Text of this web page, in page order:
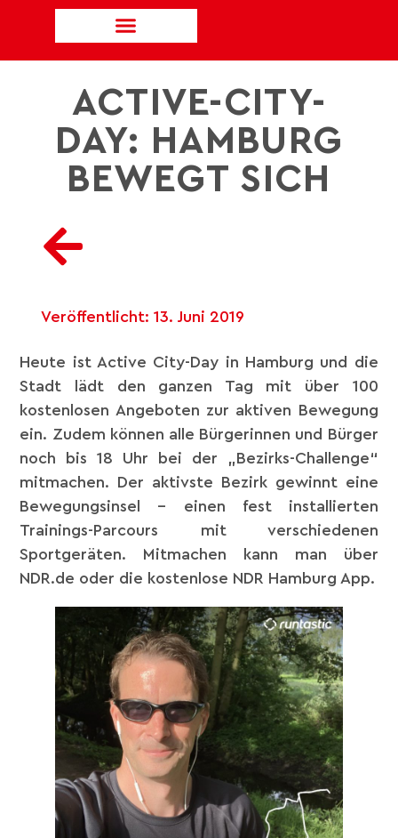
ACTIVE-CITY-
DAY: HAMBURG
BEWEGT SICH
Veröffentlicht: 13. Juni 2019
Heute ist Active City-Day in Hamburg und die
Stadt lädt den ganzen Tag mit über 100
kostenlosen Angeboten zur aktiven Bewegung
ein. Zudem können alle Bürgerinnen und Bürger
noch bis 18 Uhr bei der „Bezirks-Challenge“
mitmachen. Der aktivste Bezirk gewinnt eine
Bewegungsinsel – einen fest installierten
Trainings-Parcours mit verschiedenen
Sportgeräten. Mitmachen kann man über
NDR.de oder die kostenlose NDR Hamburg App.